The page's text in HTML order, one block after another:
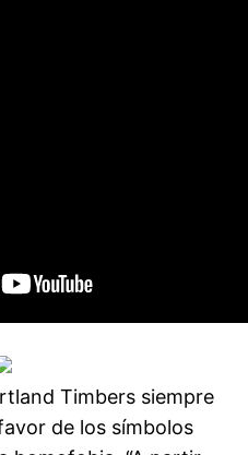
Timbers siempre
de los símbolos